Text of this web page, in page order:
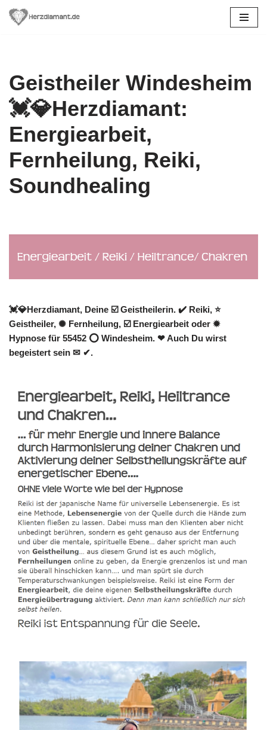
Geistheiler Windesheim
💓️💎Herzdiamant:
Energiearbeit,
Fernheilung, Reiki,
Soundhealing
💓️💎Herzdiamant, Deine ☑️ Geistheilerin. ✔️ Reiki, ⭐
Geistheiler, ✺ Fernheilung, ☑️ Energiearbeit oder ✹
Hypnose für 55452 ⭕ Windesheim. ❤ Auch Du wirst
begeistert sein ✉ ✔.